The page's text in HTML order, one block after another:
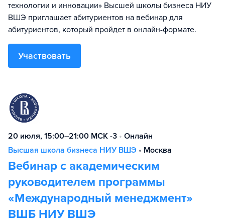
технологии и инновации» Высшей школы бизнеса НИУ
ВШЭ приглашает абитуриентов на вебинар для
абитуриентов, который пройдет в онлайн-формате.
Участвовать
20 июля, 15:00–21:00 МСК -3 • Онлайн
Высшая школа бизнеса НИУ ВШЭ • Москва
Вебинар с академическим
руководителем программы
«Международный менеджмент»
ВШБ НИУ ВШЭ